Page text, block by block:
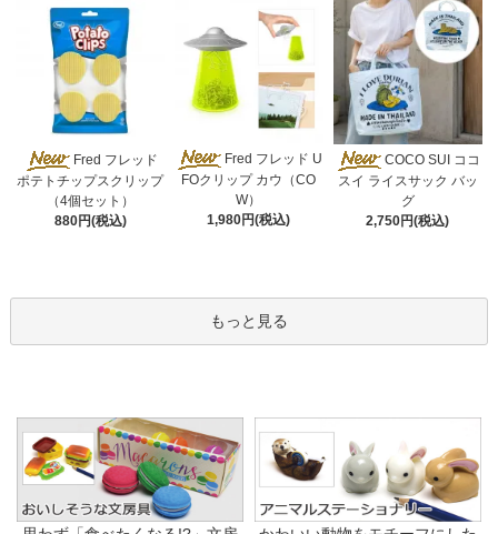
Fred フレッド
ポテトチップスクリップ
（4個セット）
880円(税込)
Fred フレッド U
FOクリップ カウ（CO
W）
1,980円(税込)
COCO SUI ココ
スイ ライスサック バッ
グ
2,750円(税込)
もっと見る